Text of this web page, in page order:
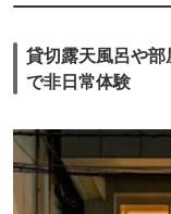
貸切露天風呂や
で非日常体験